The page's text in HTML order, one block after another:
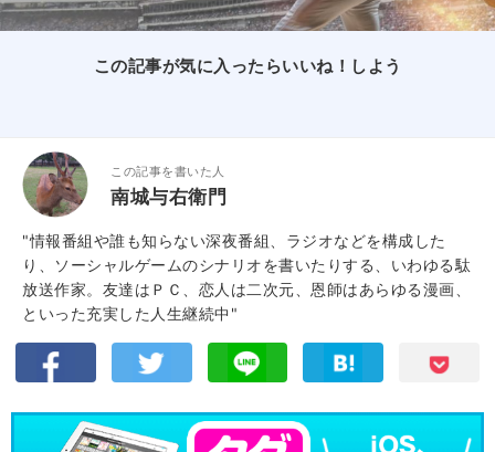
この記事が気に入ったらいいね！しよう
この記事を書いた人
南城与右衛門
"情報番組や誰も知らない深夜番組、ラジオなどを構成した
り、ソーシャルゲームのシナリオを書いたりする、いわゆる駄
放送作家。友達はＰＣ、恋人は二次元、恩師はあらゆる漫画、
といった充実した人生継続中"